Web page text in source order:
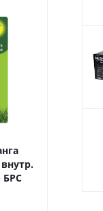
внутр.